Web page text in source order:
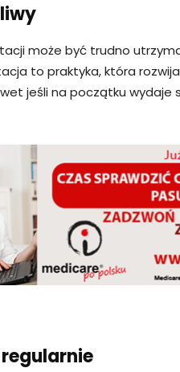
może być trudno
to praktyka, która
jeśli na początku wydaje